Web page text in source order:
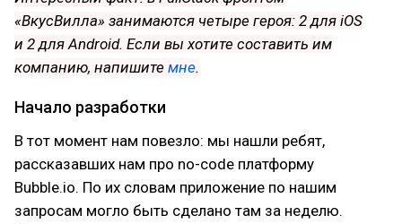
«ВкусВилла» занимаются четыре героя: 2 для iOS
и 2 для Android. Если вы хотите составить им
компанию, напишите мне.
Начало разработки
В тот момент нам повезло: мы нашли ребят,
рассказавших нам про no-code платформу
Bubble.io. По их словам приложение по нашим
запросам могло быть сделано там за неделю.